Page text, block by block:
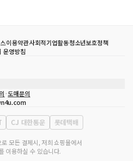
이용약관사회적기업활동청소년보호정책
운영방침
남-02223
도매문의
CJ 대한통운 롯데택배
모든 결제시, 저희 쇼핑몰에서
이용하실 수 있습니다.